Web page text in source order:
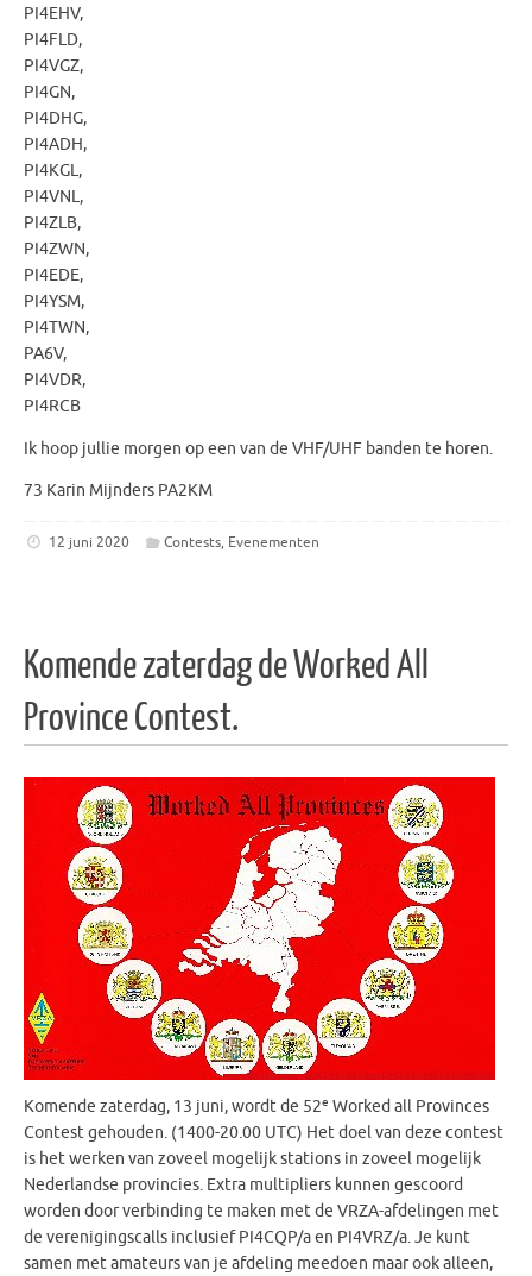
PI4EHV,
PI4FLD,
PI4VGZ,
PI4GN,
PI4DHG,
PI4ADH,
PI4KGL,
PI4VNL,
PI4ZLB,
PI4ZWN,
PI4EDE,
PI4YSM,
PI4TWN,
PA6V,
PI4VDR,
PI4RCB
Ik hoop jullie morgen op een van de VHF/UHF banden te horen.
73 Karin Mijnders PA2KM
12 juni 2020 Contests, Evenementen
Komende zaterdag de Worked All
Province Contest.
Komende zaterdag, 13 juni, wordt de 52e Worked all Provinces
Contest gehouden. (1400-20.00 UTC) Het doel van deze contest
is het werken van zoveel mogelijk stations in zoveel mogelijk
Nederlandse provincies. Extra multipliers kunnen gescoord
worden door verbinding te maken met de VRZA-afdelingen met
de verenigingscalls inclusief PI4CQP/a en PI4VRZ/a. Je kunt
samen met amateurs van je afdeling meedoen maar ook alleen,